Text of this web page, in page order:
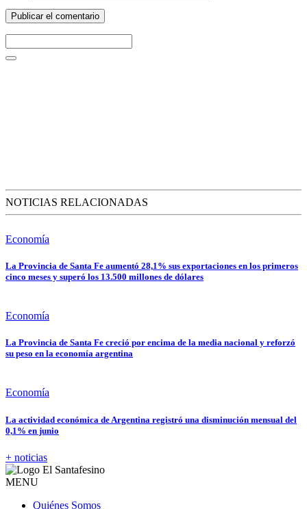
NOTICIAS RELACIONADAS
Economía
La Provincia de Santa Fe aumentó 28,1% sus exportaciones en los primeros
cinco meses y superó los 13.500 millones de dólares
Economía
La Provincia de Santa Fe creció por encima de la media nacional y reforzó
su peso en la economía argentina
Economía
La actividad económica de Argentina registró una disminución mensual del
0,1% en junio
+ noticias
MENU
Quiénes Somos